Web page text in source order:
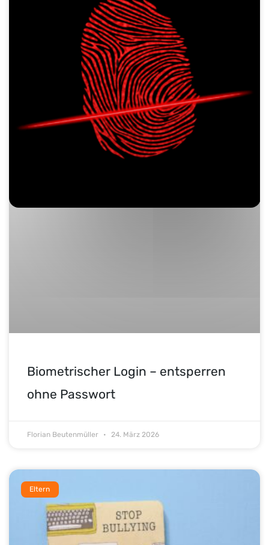
Biometrischer Login – entsperren
ohne Passwort
Florian Beutenmüller 24. März 2026
Eltern